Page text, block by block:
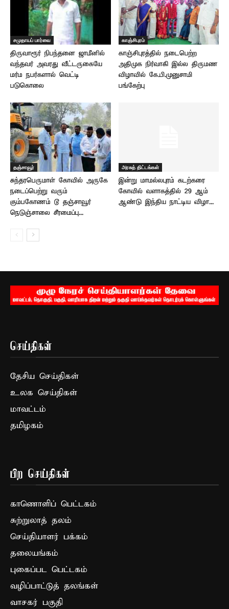
சமுதாயப் பார்வை
திருவாரூர் நிபந்தனை ஜாமீனில்
வந்தவர் அவரது வீட்டருகையே
மர்ம நபர்களால் வெட்டி
படுகொலை
காஞ்சிபுரம்
காஞ்சிபுரத்தில் நடைபெற்ற
அதிமுக நிர்வாகி இல்ல திருமண
விழாவில் கே.பி.முனுசாமி
பங்கேற்பு
தஞ்சாவூர்
சுந்தரபெருமாள் கோவில் அருகே
நடைப்பெற்று வரும்
கும்பகோணம் டூ தஞ்சாவூர்
நெடுஞ்சாலை சீரமைப்பு...
அரசுத் திட்டங்கள்
இன்று மாமல்லபுரம் கடற்கரை
கோவில் வளாகத்தில் 29 ஆம்
ஆண்டு இந்திய நாட்டிய விழா...
செய்திகள்
தேசிய செய்திகள்
உலக செய்திகள்
மாவட்டம்
தமிழகம்
பிற செய்திகள்
காணொளிப் பெட்டகம்
சுற்றுலாத் தலம்
செய்தியாளர் பக்கம்
தலையங்கம்
புகைப்பட பெட்டகம்
வழிப்பாட்டுத் தலங்கள்
வாசகர் பகுதி